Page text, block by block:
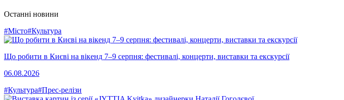
Останні новини
#Місто#Культура
Що робити в Києві на вікенд 7–9 серпня: фестивалі, концерти, виставки та екскурсії
06.08.2026
#Культура#Прес-релізи